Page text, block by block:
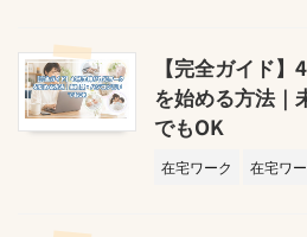
【完全ガイド
を始める方法｜
でもOK
在宅ワーク 在宅ワ